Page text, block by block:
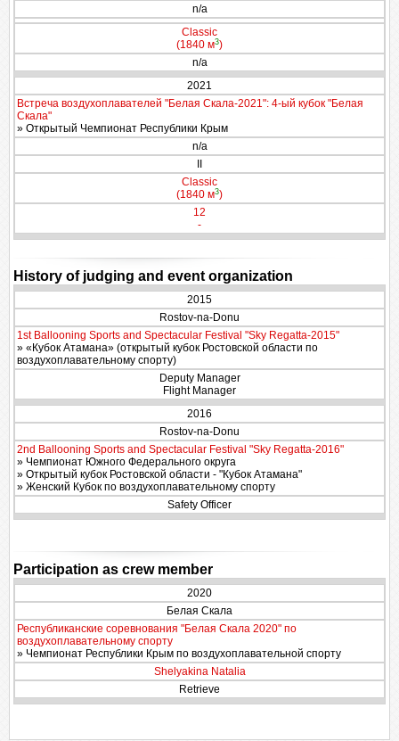
n/a
Classic
(1840 м3)
n/a
2021
Встреча воздухоплавателей "Белая Скала-2021": 4-ый кубок "Белая
Скала"
» Открытый Чемпионат Республики Крым
n/a
Classic
(1840 м3)
12
-
History of judging and event organization
2015
Rostov-na-Donu
1st Ballooning Sports and Spectacular Festival "Sky Regatta-2015"
» «Кубок Атамана» (открытый кубок Ростовской области по
воздухоплавательному спорту)
Deputy Manager
Flight Manager
2016
Rostov-na-Donu
2nd Ballooning Sports and Spectacular Festival "Sky Regatta-2016"
» Чемпионат Южного Федерального округа
» Открытый кубок Ростовской области - "Кубок Атамана"
» Женский Кубок по воздухоплавательному спорту
Safety Officer
Participation as crew member
2020
Белая Скала
Республиканские соревнования "Белая Скала 2020" по
воздухоплавательному спорту
» Чемпионат Республики Крым по воздухоплавательной спорту
Shelyakina Natalia
Retrieve